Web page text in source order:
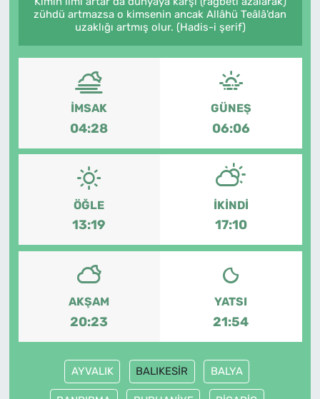
zühdü artmazsa o kimsenin ancak Allâhü Teâlâ'dan
uzaklığı artmış olur. (Hadis-i şerif)
İMSAK
04:28
GÜNEŞ
06:06
ÖĞLE
13:19
İKINDI
17:10
AKŞAM
20:23
YATSI
21:54
AYVALIK BALIKESİR BALYA
MAGAZİN